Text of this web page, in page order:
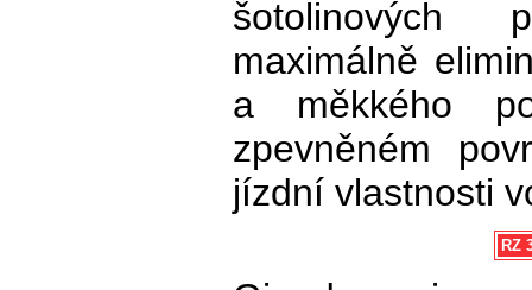
šotolinových
maximálně
a měkkého
zpevněném
jízdní vlastnosti
RZ